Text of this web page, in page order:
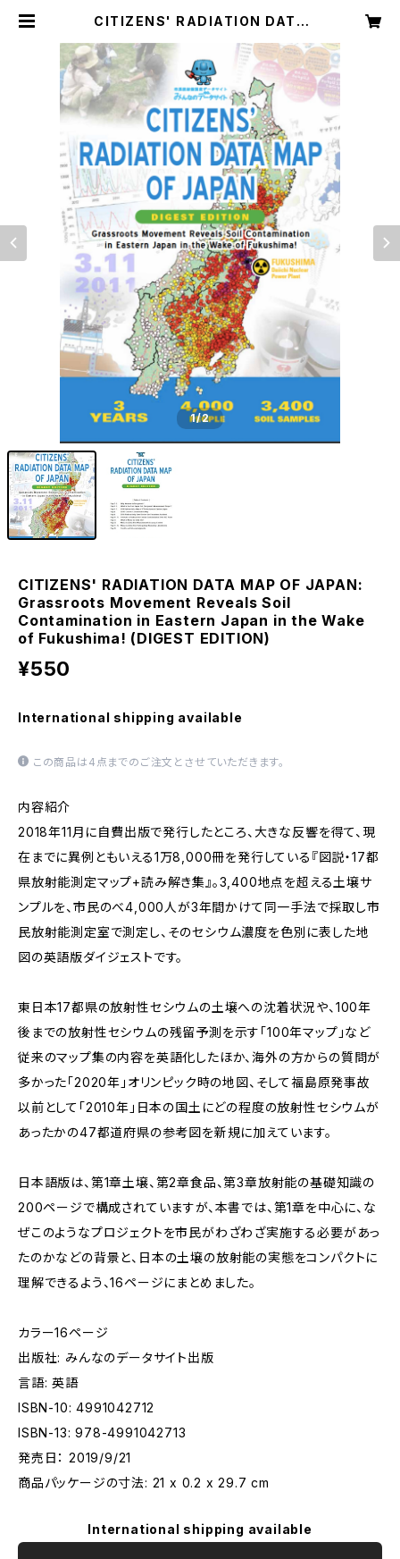
CITIZENS' RADIATION DATA
ovement Reveals Soil Conta
mination in Eastern Japan in
the Wake of Fukushima! (DIGE
ST EDITION) | みんなのデータサイ
ト・通販ショップ
1/2
CITIZENS' RADIATION DATA MAP OF JAPAN:
Grassroots Movement Reveals Soil
Contamination in Eastern Japan in the Wake
of Fukushima! (DIGEST EDITION)
¥550
International shipping available
この商品は4点までのご注文とさせていただきます。
内容紹介
2018年11月に自費出版で発行したところ、大きな反響を得て、現
在までに異例ともいえる1万8,000冊を発行している『図説・17都
県放射能測定マップ+読み解き集』。3,400地点を超える土壌サ
ンプルを、市民のべ4,000人が3年間かけて同一手法で採取し市
民放射能測定室で測定し、そのセシウム濃度を色別に表した地
図の英語版ダイジェストです。
東日本17都県の放射性セシウムの土壌への沈着状況や、100年
後までの放射性セシウムの残留予測を示す「100年マップ」など
従来のマップ集の内容を英語化したほか、海外の方からの質問が
多かった「2020年」オリンピック時の地図、そして福島原発事故
以前として「2010年」日本の国土にどの程度の放射性セシウムが
あったかの47都道府県の参考図を新規に加えています。
日本語版は、第1章土壌、第2章食品、第3章放射能の基礎知識の
200ページで構成されていますが、本書では、第1章を中心に、な
ぜこのようなプロジェクトを市民がわざわざ実施する必要があっ
たのかなどの背景と、日本の土壌の放射能の実態をコンパクトに
理解できるよう、16ページにまとめました。
カラー16ページ
出版社: みんなのデータサイト出版
言語: 英語
ISBN-10: 4991042712
ISBN-13: 978-4991042713
発売日： 2019/9/21
商品パッケージの寸法: 21 x 0.2 x 29.7 cm
International shipping available